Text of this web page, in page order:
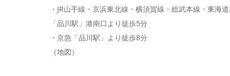
・JR山手線・京浜東北線・横須賀線・総武本線・東海
「品川駅」港南口より徒歩5分
・京急 「品川駅」より徒歩8分
（地図）